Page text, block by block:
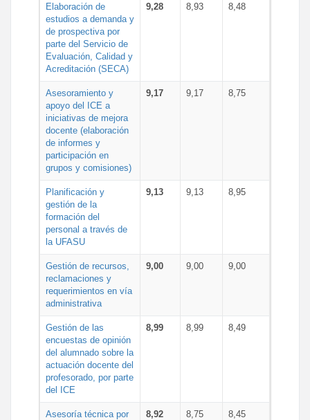
Elaboración de
estudios a demanda y
de prospectiva por
parte del Servicio de
Evaluación, Calidad y
Acreditación (SECA)
9,28 8,93 8,48
Asesoramiento y
apoyo del ICE a
iniciativas de mejora
docente (elaboración
de informes y
participación en
grupos y comisiones)
9,17 9,17 8,75
Planificación y
gestión de la
formación del
personal a través de
la UFASU
9,13 9,13 8,95
Gestión de recursos,
reclamaciones y
requerimientos en vía
administrativa
9,00 9,00 9,00
Gestión de las
encuestas de opinión
del alumnado sobre la
actuación docente del
profesorado, por parte
del ICE
8,99 8,99 8,49
Asesoría técnica por
8,92 8,75 8,45